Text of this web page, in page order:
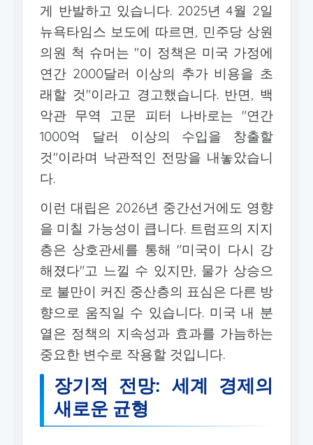
게 반발하고 있습니다. 2025년 4월 2일
뉴욕타임스 보도에 따르면, 민주당 상원
의원 척 슈머는 "이 정책은 미국 가정에
연간 2000달러 이상의 추가 비용을 초
래할 것"이라고 경고했습니다. 반면, 백
악관 무역 고문 피터 나바로는 "연간
1000억 달러 이상의 수입을 창출할
것"이라며 낙관적인 전망을 내놓았습니
다.
이런 대립은 2026년 중간선거에도 영향
을 미칠 가능성이 큽니다. 트럼프의 지지
층은 상호관세를 통해 "미국이 다시 강
해졌다"고 느낄 수 있지만, 물가 상승으
로 불만이 커진 중산층의 표심은 다른 방
향으로 움직일 수 있습니다. 미국 내 분
열은 정책의 지속성과 효과를 가늠하는
중요한 변수로 작용할 것입니다.
장기적 전망: 세계 경제의
새로운 균형